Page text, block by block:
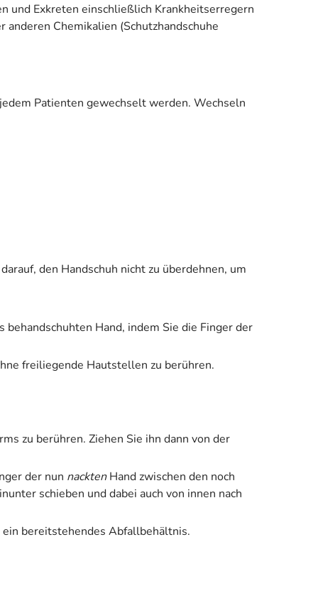
und Exkreten einschließlich Krankheitserregern
Chemikalien (Schutzhandschuhe
Patienten gewechselt werden. Wechseln
den Handschuh nicht zu überdehnen, um
Hand, indem Sie die Finger der
freiliegende Hautstellen zu berühren.
zu berühren. Ziehen Sie ihn dann von der
der nun nacktenHand zwischen den noch
schieben und dabei auch von innen nach
ein bereitstehendes Abfallbehältnis.